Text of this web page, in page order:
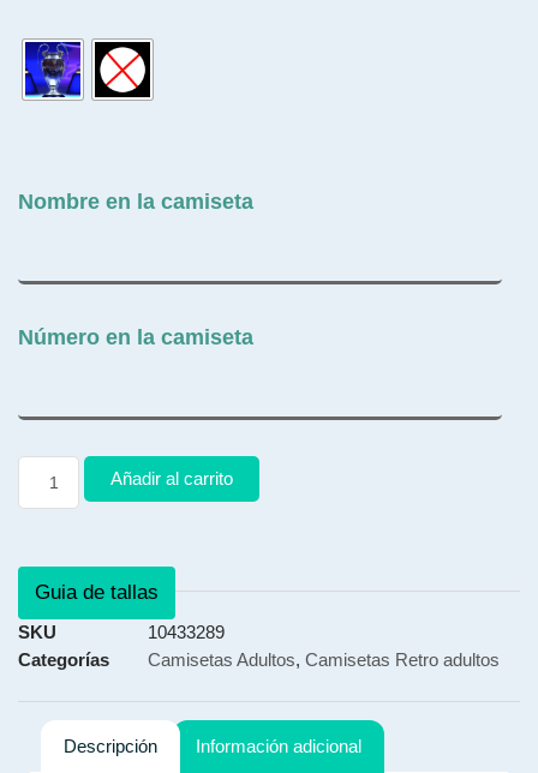
Nombre en la camiseta
Número en la camiseta
Añadir al carrito
Guia de tallas
SKU
10433289
Categorías
Camisetas Adultos, Camisetas Retro adultos
Descripción Información adicional